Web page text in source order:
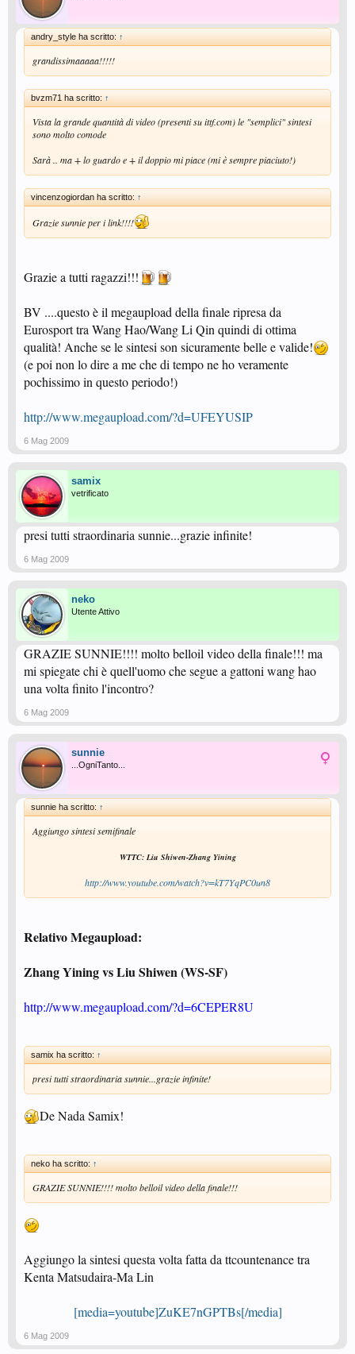
andry_style ha scritto: ↑
grandissimaaaaa!!!!!
bvzm71 ha scritto: ↑
Vista la grande quantità di video (presenti su ittf.com) le "semplici" sintesi
sono molto comode
Sarà .. ma + lo guardo e + il doppio mi piace (mi è sempre piaciuto!)
vincenzogiordan ha scritto: ↑
Grazie sunnie per i link!!!!
Grazie a tutti ragazzi!!!
BV ....questo è il megaupload della finale ripresa da
Eurosport tra Wang Hao/Wang Li Qin quindi di ottima
qualità! Anche se le sintesi son sicuramente belle e valide!
(e poi non lo dire a me che di tempo ne ho veramente
pochissimo in questo periodo!)
http://www.megaupload.com/?d=UFEYUSIP
6 Mag 2009
samix
vetrificato
presi tutti straordinaria sunnie...grazie infinite!
6 Mag 2009
neko
Utente Attivo
GRAZIE SUNNIE!!!! molto belloil video della finale!!! ma
mi spiegate chi è quell'uomo che segue a gattoni wang hao
una volta finito l'incontro?
6 Mag 2009
sunnie
...OgniTanto...
sunnie ha scritto: ↑
Aggiungo sintesi semifinale
WTTC: Liu Shiwen-Zhang Yining
http://www.youtube.com/watch?v=kT7YqPC0un8
Relativo Megaupload:
Zhang Yining vs Liu Shiwen (WS-SF)
http://www.megaupload.com/?d=6CEPER8U
samix ha scritto: ↑
presi tutti straordinaria sunnie...grazie infinite!
De Nada Samix!
neko ha scritto: ↑
GRAZIE SUNNIE!!!! molto belloil video della finale!!!
Aggiungo la sintesi questa volta fatta da ttcountenance tra
Kenta Matsudaira-Ma Lin
[media=youtube]ZuKE7nGPTBs[/media]
6 Mag 2009